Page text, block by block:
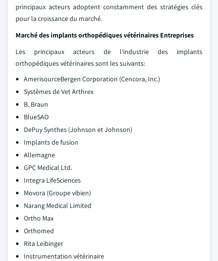
principaux acteurs adoptent constamment des stratégies clés
pour la croissance du marché.
Marché des implants orthopédiques vétérinaires Entreprises
Les principaux acteurs de l'industrie des implants
orthopédiques vétérinaires sont les suivants:
AmerisourceBergen Corporation (Cencora, Inc.)
Systèmes de Vet Arthrex
B. Braun
BlueSAO
DePuy Synthes (Johnson et Johnson)
Implants de fusion
Allemagne
GPC Medical Ltd.
Integra LifeSciences
Movora (Groupe vibien)
Narang Medical Limited
Ortho Max
Orthomed
Rita Leibinger
Instrumentation vétérinaire